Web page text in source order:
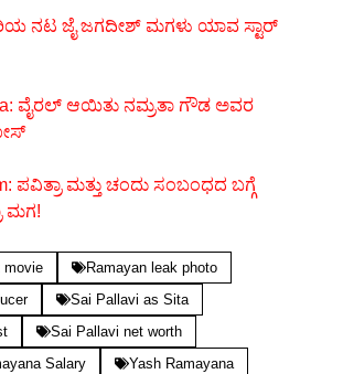
ನಟ ಜೈ ಜಗದೀಶ್ ಮಗಳು ಯಾವ ಸ್ಟಾರ್
ವೈರಲ್ ಆಯಿತು ನಮ್ರತಾ ಗೌಡ ಅವರ
ಪವಿತ್ರಾ ಮತ್ತು ಚಂದು ಸಂಬಂಧದ ಬಗ್ಗೆ
ಮಗ!
movie
Ramayan leak photo
Sai Pallavi as Sita
Sai Pallavi net worth
Salary
Yash Ramayana